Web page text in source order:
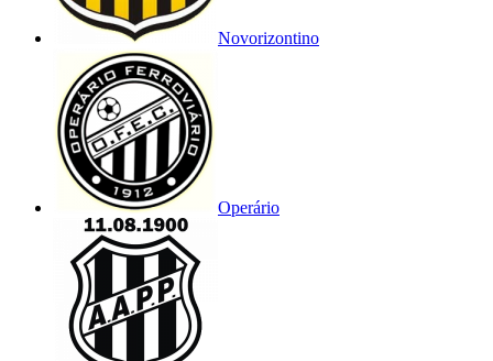
Novorizontino
Operário